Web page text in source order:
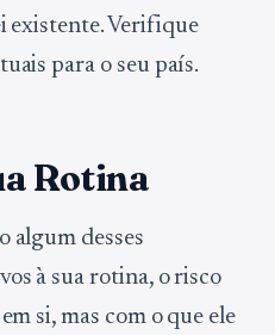
existente. Verifique
para o seu país.
Rotina
algum desses
à sua rotina, o risco
si, mas com o que ele